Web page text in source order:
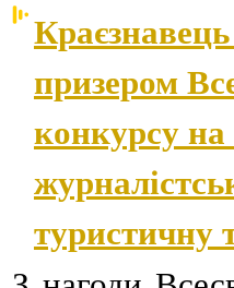
призером
конкурсу
туристичну